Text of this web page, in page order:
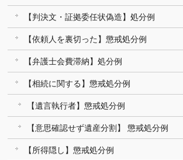
【判決文・証拠委任状偽造】処分例
【依頼人を裏切った】懲戒処分例
【弁護士会費滞納】処分例
【相続に関する】懲戒処分例
【遺言執行者】懲戒処分例
【意思確認せず遺産分割】 懲戒処分例
【所得隠し】懲戒処分例